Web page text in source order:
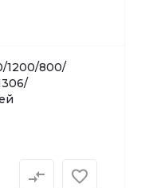
1200/800/